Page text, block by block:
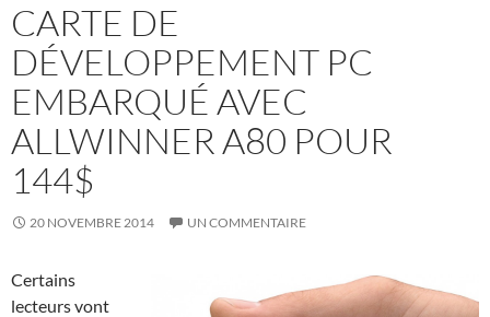
CARTE DE
DÉVELOPPEMENT PC
EMBARQUÉ AVEC
ALLWINNER A80 POUR
144$
20 NOVEMBRE 2014 UN COMMENTAIRE
Certains
lecteurs vont